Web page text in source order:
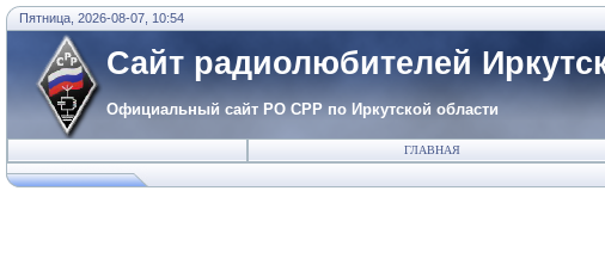
Пятница, 2026-08-07, 10:54
Сайт радиолюбителей
Официальный сайт РО СРР по Иркутской области
ГЛАВНАЯ